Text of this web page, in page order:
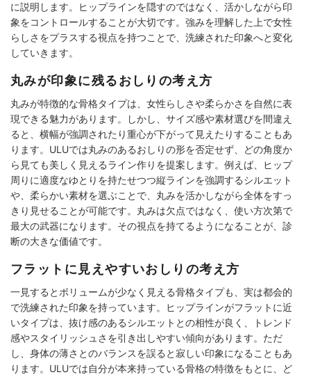
に説明します。ヒップラインを隠すのではなく、活かしながら印
象をコントロールすることが大切です。強みを理解した上で女性
らしさをプラスする視点を持つことで、洗練された印象へと変化
していきます。
丸みが印象に残るおしりの考え方
丸みが特徴的な骨格タイプは、女性らしさや柔らかさを自然に表
現できる魅力があります。しかし、サイズ感や素材選びを間違え
ると、横幅が強調されたり重心が下がって見えたりすることもあ
ります。ULUでは丸みのあるおしりの形を否定せず、どの角度か
ら見ても美しく見えるライン作りを提案します。例えば、ヒップ
周りに適度なゆとりを持たせつつ縦ラインを強調するシルエット
や、柔らかい素材を選ぶことで、丸みを活かしながら全体をすっ
きり見せることが可能です。丸みは欠点ではなく、使い方次第で
最大の武器になります。その視点を持てるようになることが、診
断の大きな価値です。
フラットに見えやすいおしりの考え方
一見するとボリュームが少なく見える骨格タイプも、実は都会的
で洗練された印象を持っています。ヒップラインがフラットに近
いタイプは、抜け感のあるシルエットとの相性が良く、トレンド
感やスタイリッシュさを引き出しやすい傾向があります。ただ
し、身体の薄さとのバランスを誤ると寂しい印象になることもあ
ります。ULUでは自分が本来持っている骨格の特徴をもとに、ど